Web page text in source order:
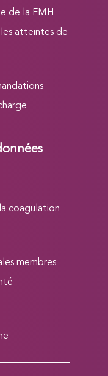
de la FMH
atteintes de
coagulation
membres